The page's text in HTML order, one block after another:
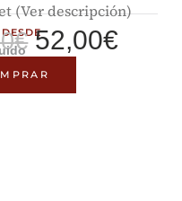
(Ver descripción)
€ 52,00€